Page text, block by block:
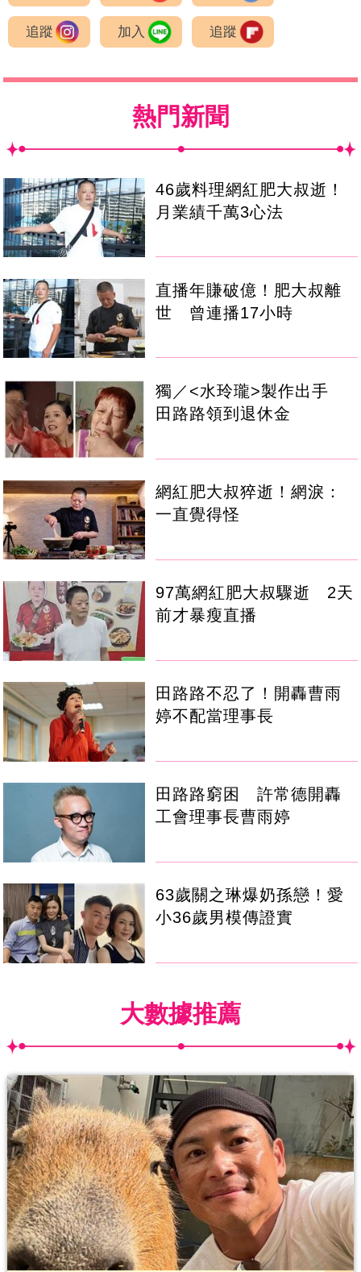
追蹤 加入 追蹤
熱門新聞
46歲料理網紅肥大叔逝！
月業績千萬3心法
直播年賺破億！肥大叔離
世 曾連播17小時
獨／<水玲瓏>製作出手
田路路領到退休金
網紅肥大叔猝逝！網淚：
一直覺得怪
97萬網紅肥大叔驟逝 2天
前才暴瘦直播
田路路不忍了！開轟曹雨
婷不配當理事長
田路路窮困 許常德開轟
工會理事長曹雨婷
63歲關之琳爆奶孫戀！愛
小36歲男模傳證實
大數據推薦